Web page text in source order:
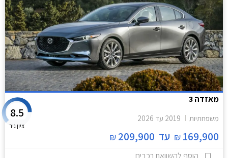
מאזדה 3
משפחתיות 2019 עד 2026
169,900
₪ עד 209,900
₪
8.5
ציון גיר
הוסף להשוואת רכבים